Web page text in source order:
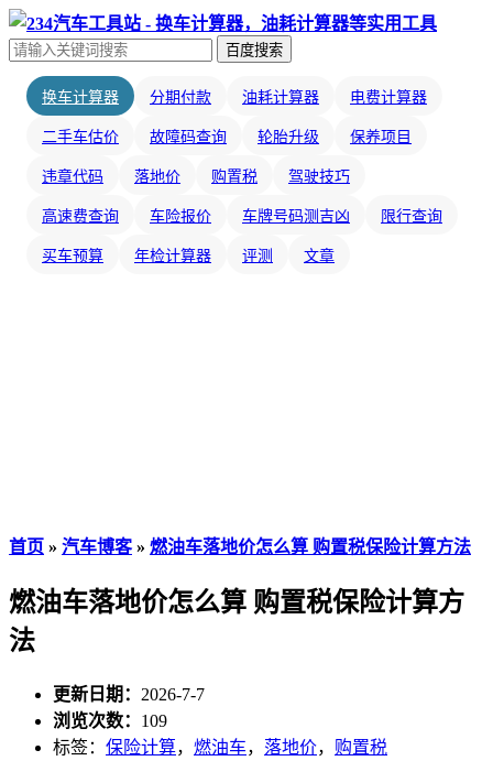
百度搜索
换车计算器 分期付款 油耗计算器 电费计算器
二手车估价 故障码查询 轮胎升级 保养项目
违章代码 落地价 购置税 驾驶技巧
高速费查询 车险报价 车牌号码测吉凶 限行查询
买车预算 年检计算器 评测 文章
首页 » 汽车博客» 燃油车落地价怎么算 购置税保险计算方法
燃油车落地价怎么算 购置税保险计算方
法
更新日期： 2026-7-7
浏览次数： 109
标签： 保险计算， 燃油车， 落地价， 购置税